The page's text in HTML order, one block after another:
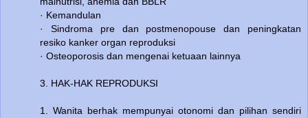
· Kemandulan
· Sindroma pre dan postmenopouse dan peningkatan
resiko kanker organ reproduksi
· Osteoporosis dan mengenai ketuaan lainnya
3. HAK-HAK REPRODUKSI
1. Wanita berhak mempunyai otonomi dan pilihan sendiri